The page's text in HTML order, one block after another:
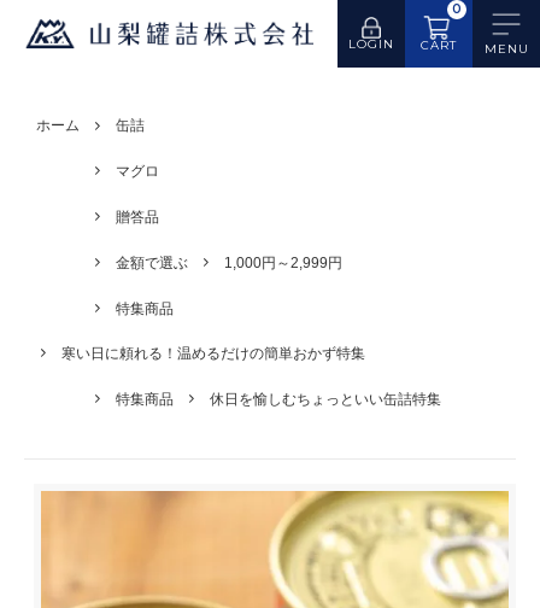
LOGIN
0
CART
ホーム 缶詰
マグロ
贈答品
金額で選ぶ 1,000円～2,999円
特集商品
寒い日に頼れる！温めるだけの簡単おかず特集
特集商品 休日を愉しむちょっといい缶詰特集